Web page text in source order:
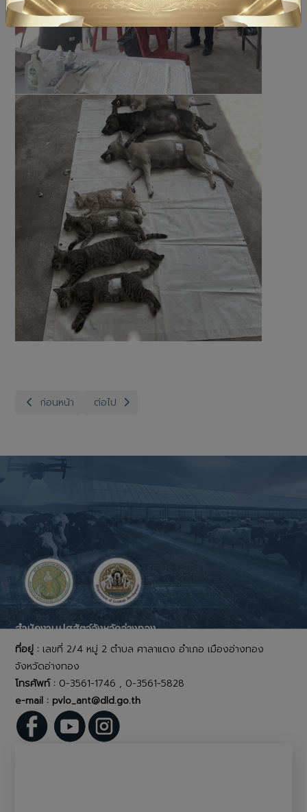
เนื้อหาก่อนหน้า: สำนักงานปศุสัตว์จังหวัดอ่างทอง กลุ่มส่งเสริมและ
ก่อนหน้า เนื้อหาถัดไป: เผยแพร่ความรู้เกี่ยวกับพระราชบัญญั
ต่อไป
สำนักงานปศุสัตว์จังหวัดอ่างทอง
ที่อยู่ : เลขที่ 2/4 หมู่ 2 ตำบล ศาลาแดง อำเภอ เมืองอ่างทอง
จังหวัดอ่างทอง
โทรศัพท์ : 0-3561-1746 , 0-3561-5828
e-mail : pvlo_ant@dld.go.th